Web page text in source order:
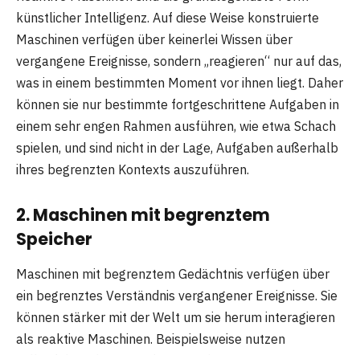
künstlicher Intelligenz. Auf diese Weise konstruierte
Maschinen verfügen über keinerlei Wissen über
vergangene Ereignisse, sondern „reagieren“ nur auf das,
was in einem bestimmten Moment vor ihnen liegt. Daher
können sie nur bestimmte fortgeschrittene Aufgaben in
einem sehr engen Rahmen ausführen, wie etwa Schach
spielen, und sind nicht in der Lage, Aufgaben außerhalb
ihres begrenzten Kontexts auszuführen.
2. Maschinen mit begrenztem
Speicher
Maschinen mit begrenztem Gedächtnis verfügen über
ein begrenztes Verständnis vergangener Ereignisse. Sie
können stärker mit der Welt um sie herum interagieren
als reaktive Maschinen. Beispielsweise nutzen